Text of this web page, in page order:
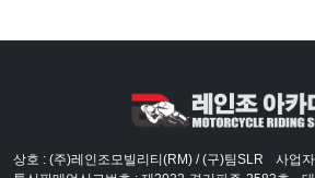
상호 : (주)레인조모빌리티(RM) / (구)팀SLR
사업